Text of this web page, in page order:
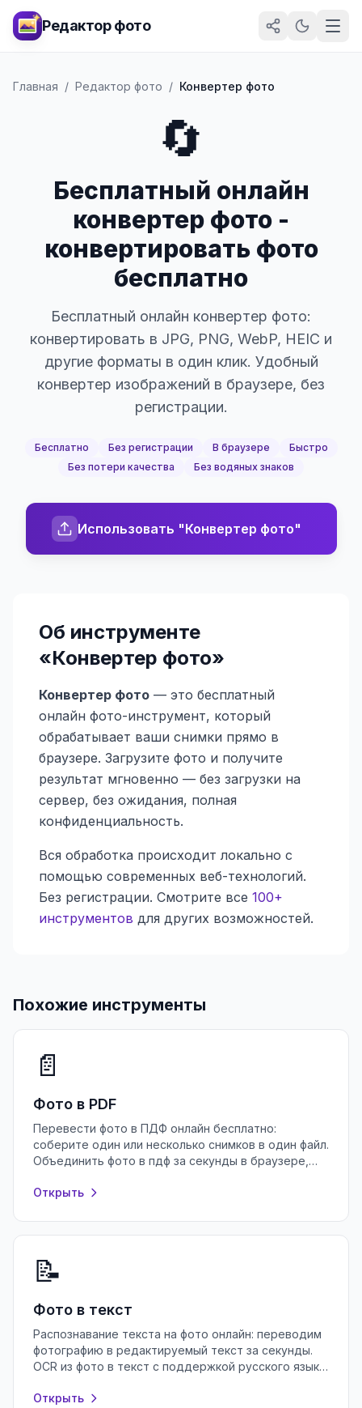
Редактор фото
Главная / Редактор фото / Конвертер фото
🔄
Бесплатный онлайн
конвертер фото -
конвертировать фото
бесплатно
Бесплатный онлайн конвертер фото:
конвертировать в JPG, PNG, WebP, HEIC и
другие форматы в один клик. Удобный
конвертер изображений в браузере, без
регистрации.
Бесплатно Без регистрации В браузере
Быстро
Без потери качества
Без водяных знаков
Использовать "Конвертер фото"
Об инструменте
«Конвертер фото»
Конвертер фото — это бесплатный
онлайн фото-инструмент, который
обрабатывает ваши снимки прямо в
браузере. Загрузите фото и получите
результат мгновенно — без загрузки на
сервер, без ожидания, полная
конфиденциальность.
Вся обработка происходит локально с
помощью современных веб-технологий.
Без регистрации. Смотрите все 100+
инструментов для других возможностей.
Похожие инструменты
📄
Фото в PDF
Перевести фото в ПДФ онлайн бесплатно:
соберите один или несколько снимков в один файл.
Объединить фото в пдф за секунды в браузере,
Открыть
📝
Фото в текст
Распознавание текста на фото онлайн: переводим
фотографию в редактируемый текст за секунды.
OCR из фото в текст с поддержкой русского языка
Открыть